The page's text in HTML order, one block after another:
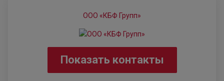
ООО «КБФ Групп»
Показать контакты